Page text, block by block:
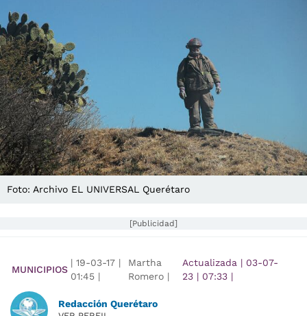
Foto: Archivo EL UNIVERSAL Querétaro
[Publicidad]
MUNICIPIOS
| 19-03-17 |
01:45 |
Martha
Romero |
Actualizada | 03-07-
23 | 07:33|
Redacción Querétaro